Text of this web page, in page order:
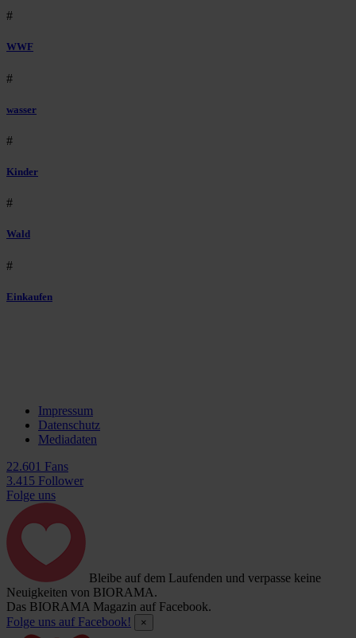
#
WWF
#
wasser
#
Kinder
#
Wald
#
Einkaufen
Impressum
Datenschutz
Mediadaten
22.601 Fans
3.415 Follower
Folge uns
Bleibe auf dem Laufenden und verpasse keine
Neuigkeiten von BIORAMA.
Das BIORAMA Magazin auf Facebook.
Folge uns auf Facebook!
×